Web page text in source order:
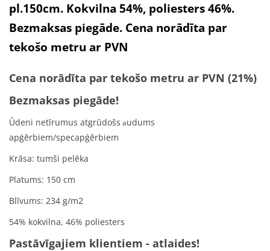
pl.150cm. Kokvilna 54%, poliesters 46%.
Bezmaksas piegāde. Cena norādīta par
tekošo metru ar PVN
Cena norādīta par tekošo metru ar PVN (21%)
Bezmaksas piegāde!
Ūdeni netīrumus atgrūdošs audums
apģērbiem/specapģērbiem
Krāsa: tumši pelēka
Platums: 150 cm
Blīvums: 234 g/m2
54% kokvilna, 46% poliesters
Pastāvīgajiem klientiem - atlaides!